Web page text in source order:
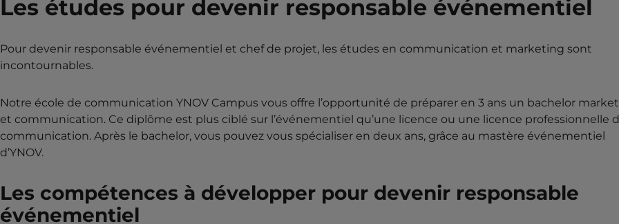
Les études pour devenir responsable événementiel
Pour devenir responsable événementiel et chef de projet, les études en communication et marketing sont
incontournables.
Notre école de communication YNOV Campus vous offre l’opportunité de préparer en 3 ans un bachelor
et communication. Ce diplôme est plus ciblé sur l’événementiel qu’une licence ou une licence professionnelle
communication. Après le bachelor, vous pouvez vous spécialiser en deux ans, grâce au mastère événementiel
d’YNOV.
Les compétences à développer pour devenir responsable
événementiel